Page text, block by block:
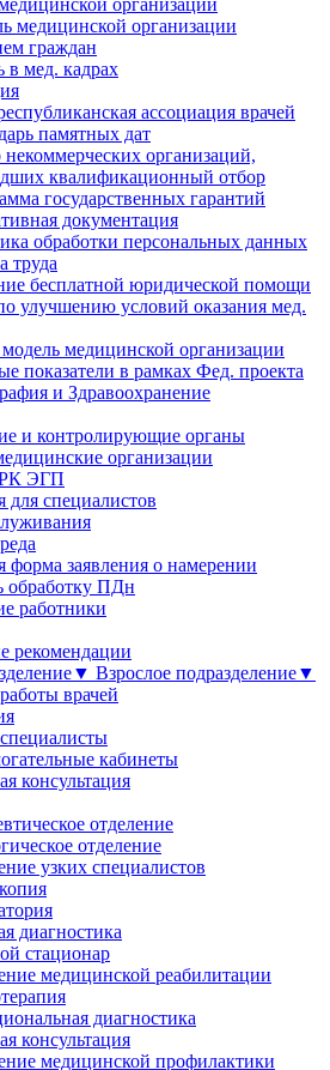
организации
медицинской организации
граждан
в мед. кадрах
ассоциация врачей
памятных дат
некоммерческих организаций,
квалификационный отбор
государственных гарантий
документация
обработки персональных данных
труда
бесплатной юридической помощи
улучшению условий оказания мед.
медицинской организации
показатели в рамках Фед. проекта
и Здравоохранение
и контролирующие органы
организации
РК ЭГП
специалистов
форма заявления о намерении
обработку ПДн
работники
рекомендации
Взрослое подразделение▼
врачей
кабинеты
консультация
отделение
отделение
узких специалистов
диагностика
стационар
медицинской реабилитации
диагностика
консультация
медицинской профилактики